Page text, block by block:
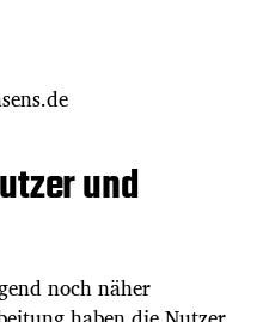
und
noch näher